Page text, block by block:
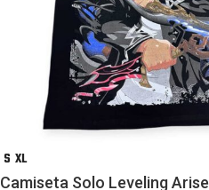
S XL
Camiseta Solo Leveling Arise